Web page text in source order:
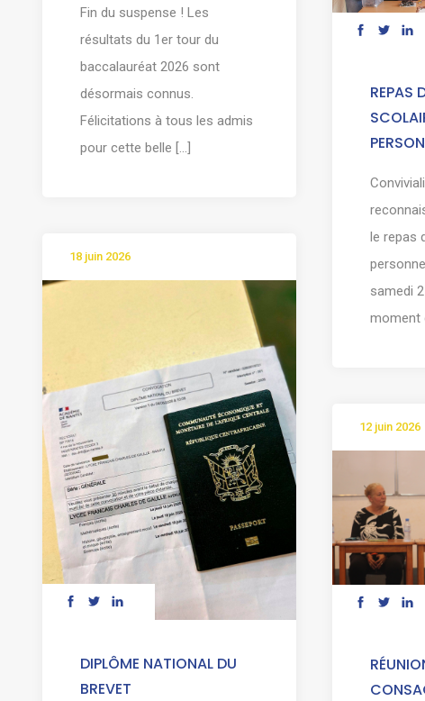
Fin du suspense ! Les
résultats du 1er tour du
baccalauréat 2026 sont
désormais connus.
Félicitations à tous les admis
pour cette belle [...]
REPAS
le repas
samedi
moment
18 juin 2026
DIPLÔME NATIONAL DU
BREVET
12 juin 2026